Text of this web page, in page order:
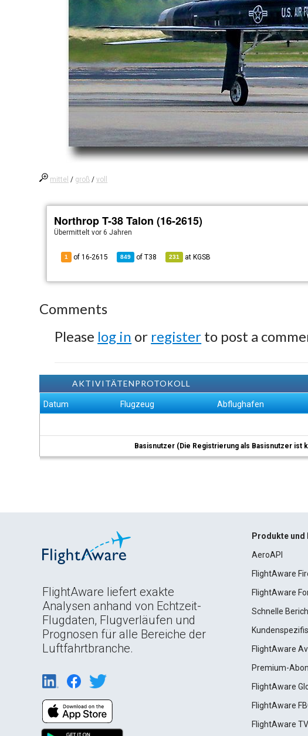
mittel / groß /voll
Northrop T-38 Talon (16-2615)
Übermitteltvor 6 Jahren
1 of 16-2615 849 ofT38 231 at KGSB
Comments
Please log in or register to post a
AKTIVITÄTENPROTOKOLL
Datum Flugzeug Abflughafen
Basisnutzer (Die Registrierung als Basisnutzer
FlightAware liefert exakte
Analysen anhand von Echtzeit-
Flugdaten, Flugverläufen und
Prognosen für alle Bereiche der
Luftfahrtbranche.
Produkte
AeroAPI
FlightAware
FlightAware
Schnelle
FlightAware
Premium-
FlightAware
FlightAware
FlightAware TV